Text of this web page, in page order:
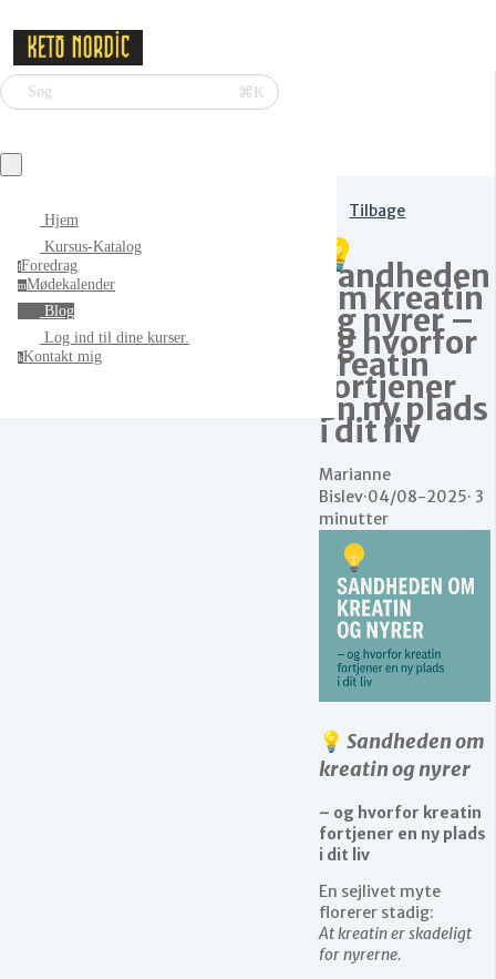
Søg ⌘K
Hjem
Kursus-Katalog
fForedrag
mMødekalender
Blog
Log ind til dine kurser.
kKontakt mig
Tilbage
💡
Sandheden
om kreatin
og nyrer –
og hvorfor
kreatin
fortjener
en ny plads
i dit liv
Marianne
Bislev·04/08-2025· 3
minutter
💡 Sandheden om
kreatin og nyrer
– og hvorfor kreatin
fortjener en ny plads
i dit liv
En sejlivet myte
florerer stadig:
At kreatin er skadeligt
for nyrerne.